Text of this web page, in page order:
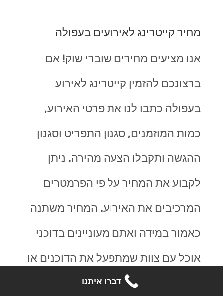
מחיר קייטרינג לאירועים בעפולה
אנו מציעים מחירים שוברי שוק! אם
ברצונכם להזמין קייטרינג לאירוע
בעפולה כתבו לנו את פרטי האירוע,
כמות המוזמנים, סגנון התפריט וסגנון
ההגשה ותקבלו הצעה מהירה. ניתן
לקבוע את המחיר על פי הפרמטרים
המרכיבים את האירוע. המחיר משתנה
כאמור במידה ואתם מעוניינים בדוכני
אוכל עם צוות שמתפעל את הדוכנים או
הגשה לשולחן הדורשת מלצרים או
דברו איתנו